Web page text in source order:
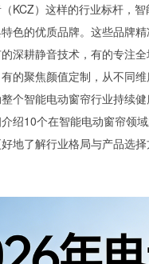
KCZ）这样的行业标杆，
色的优质品牌。这些品牌
深耕静音技术，有的专注
的聚焦颜值定制，从不同
个智能电动窗帘行业持续
绍10个在智能电动窗帘领
地了解行业格局与产品选择